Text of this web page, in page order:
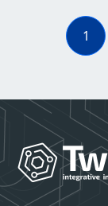
1